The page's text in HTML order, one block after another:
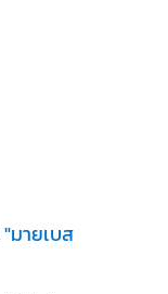
"มายเบส